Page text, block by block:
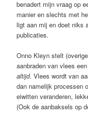
benadert mijn vraag op
manier en slechts met
ligt aan mij en doet niks
publicaties.
Onno Kleyn stelt
aanbraden van vlees
altijd. Vlees wordt van
dan namelijk processen
eiwitten veranderen,
(Ook de aanbaksels op